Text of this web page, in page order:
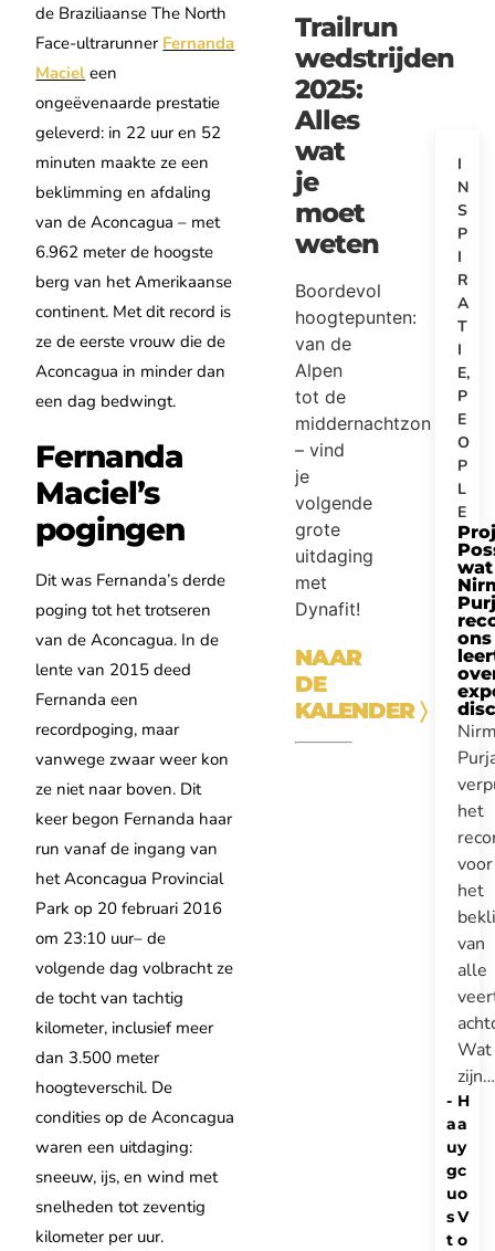
de Braziliaanse The North
Face-ultrarunner Fernanda
Maciel een
ongeëvenaarde prestatie
geleverd: in 22 uur en 52
minuten maakte ze een
beklimming en afdaling
van de Aconcagua – met
6.962 meter de hoogste
berg van het Amerikaanse
continent. Met dit record is
ze de eerste vrouw die de
Aconcagua in minder dan
een dag bedwingt.
Fernanda
Maciel’s
pogingen
Dit was Fernanda’s derde
poging tot het trotseren
van de Aconcagua. In de
lente van 2015 deed
Fernanda een
recordpoging, maar
vanwege zwaar weer kon
ze niet naar boven. Dit
keer begon Fernanda haar
run vanaf de ingang van
het Aconcagua Provincial
Park op 20 februari 2016
om 23:10 uur– de
volgende dag volbracht ze
de tocht van tachtig
kilometer, inclusief meer
dan 3.500 meter
hoogteverschil. De
condities op de Aconcagua
waren een uitdaging:
sneeuw, ijs, en wind met
snelheden tot zeventig
kilometer per uur.
Trailrun
wedstrijden
2025:
Alles
wat
je
moet
weten
Boordevol
hoogtepunten:
van de
Alpen
tot de
middernachtzon
– vind
je
volgende
grote
uitdaging
met
Dynafit!
NAAR
DE
KALENDER〉
I
N
S
P
I
R
A
T
I
E,
P
E
O
P
L
E
wat
ons
het
voor
het
van
alle
Wat
zijn…
H
a
y
c
o
V
o
-
a
u
g
u
s
t